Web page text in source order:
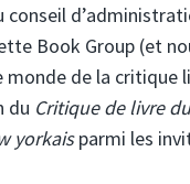
conseil
Book Group (et
de la critique
du Critique de livre
yorkaisparmi les